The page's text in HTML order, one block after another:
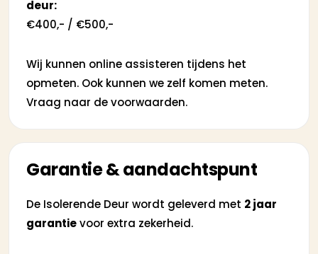
deur:
€400,- / €500,-
Wij kunnen online assisteren tijdens het
opmeten. Ook kunnen we zelf komen meten.
Vraag naar de voorwaarden.
Garantie & aandachtspunt
De Isolerende Deur wordt geleverd met 2 jaar
garantievoor extra zekerheid.